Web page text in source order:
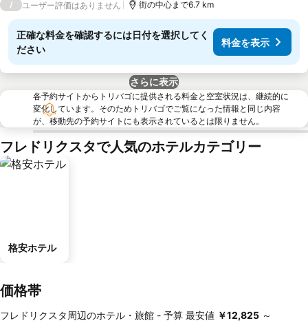
/ ユーザー評価はありません 街の中心まで6.7 km
正確な料金を確認するには日付を選択してく
ださい
料金を表示
さらに表示
各予約サイトからトリバゴに提供される料金と空室状況は、継続的に
変化しています。そのためトリバゴでご覧になった情報と同じ内容
が、移動先の予約サイトにも表示されているとは限りません。
フレドリクスタで人気のホテルカテゴリー
格安ホテル
価格帯
フレドリクスタ周辺のホテル・旅館 - 予算 最安値 ‎￥12,825 ～